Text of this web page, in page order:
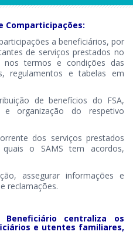
Comparticipações:
a beneficiários, por
de serviços prestados no
termos e condições das
regulamentos e tabelas em
de benefícios do FSA,
e organização do respetivo
dos serviços prestados
o SAMS tem acordos,
assegurar informações e
reclamações.
centraliza os
e utentes familiares,